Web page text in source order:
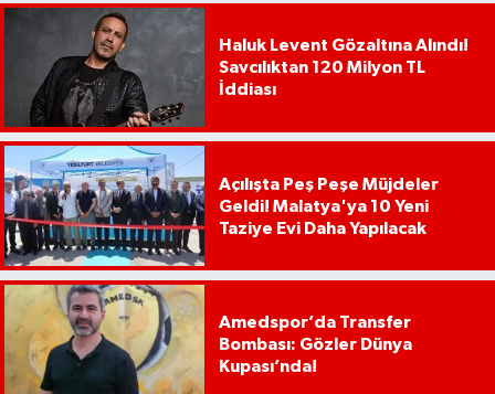
Haluk Levent Gözaltına Alındı!
Savcılıktan 120 Milyon TL
İddiası
Açılışta Peş Peşe Müjdeler
Geldi! Malatya'ya 10 Yeni
Taziye Evi Daha Yapılacak
Amedspor’da Transfer
Bombası: Gözler Dünya
Kupası’nda!